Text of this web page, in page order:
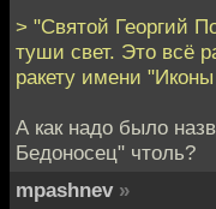
> "Святой Георгий
туши свет. Это всё
ракету имени
А как надо было
Бедоносец" чтоль?
mpashnev »